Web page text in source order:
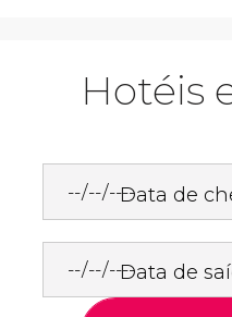
Hotéis
Data de
Data de